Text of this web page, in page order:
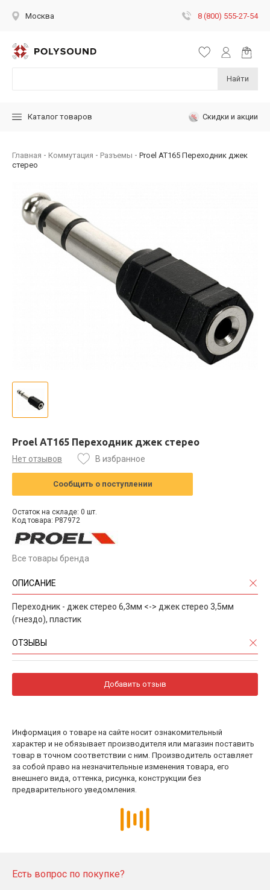
Москва 8 (800) 555-27-54
Найти
Каталог товаров Скидки и акции
Главная Коммутация Разъемы
Proel AT165 Переходник джек
стерео
Proel AT165 Переходник джек стерео
Нет отзывов В избранное
Сообщить о поступлении
Остаток на складе: 0 шт.
Код товара: P87972
Все товары бренда
ОПИСАНИЕ
Переходник - джек стерео 6,3мм <-> джек стерео 3,5мм
(гнездо), пластик
ОТЗЫВЫ
Добавить отзыв
Информация о товаре на сайте носит ознакомительный
характер и не обязывает производителя или магазин поставить
товар в точном соответствии с ним. Производитель оставляет
за собой право на незначительные изменения товара, его
внешнего вида, оттенка, рисунка, конструкции без
предварительного уведомления.
Есть вопрос по покупке?